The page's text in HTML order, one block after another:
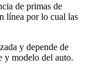
de primas de
línea por lo cual las
y depende de
y modelo del auto.